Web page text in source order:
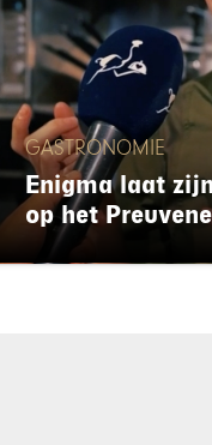
GASTRONOMIE
Enigma laat
op het